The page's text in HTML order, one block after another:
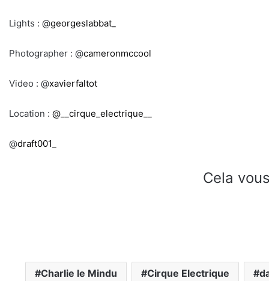
Lights : @georgeslabbat_
Photographer : @cameronmccool
Video : @xavierfaltot
Location : @__cirque_electrique__
@draft001_
Cela
Charlie le Mindu Cirque Electrique